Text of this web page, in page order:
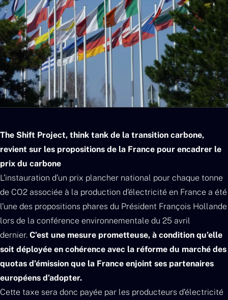
The Shift Project, think tank de la transition carbone,
revient sur les propositions de la France pour encadrer le
prix du carbone
L’instauration d’un prix plancher national pour chaque tonne
de CO2 associée à la production d’électricité en France a été
l’une des propositions phares du Président François Hollande
lors de la conférence environnementale du 25 avril
dernier. C’est une mesure prometteuse, à condition qu’elle
soit déployée en cohérence avec la réforme du marché des
quotas d’émission que la France enjoint ses partenaires
européens d’adopter.
Cette taxe sera donc payée par les producteurs d’électricité